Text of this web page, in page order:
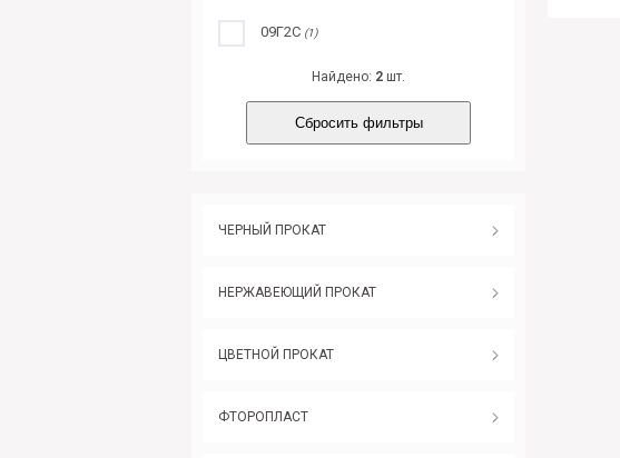
09Г2С (1)
Найдено: 2 шт.
Сбросить фильтры
ЧЕРНЫЙ ПРОКАТ
НЕРЖАВЕЮЩИЙ ПРОКАТ
ЦВЕТНОЙ ПРОКАТ
ФТОРОПЛАСТ